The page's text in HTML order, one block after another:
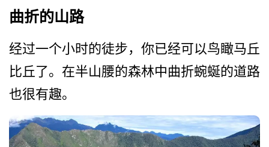
曲折的山路
经过一个小时的徒步，你已经­可以鸟瞰马丘
比丘了。在半山腰的森林中曲折蜿蜒的道­路
也很有趣。